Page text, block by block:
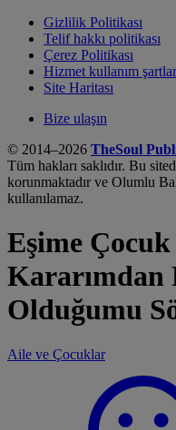
Gizlilik Politikası
Telif hakkı politikası
Çerez Politikası
Hizmet kullanım
Site Haritası
Bize ulaşın
© 2014–2026 TheSoul
Tüm hakları saklıdır. Bu
korunmaktadır ve Olumlu
kullanılamaz.
Eşime
Kararımdan
Olduğumu
Aile ve Çocuklar